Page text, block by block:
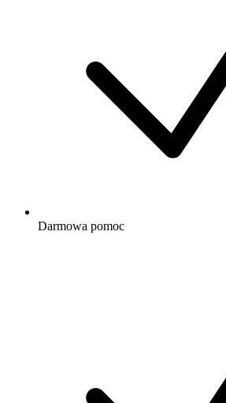
Darmowa pomoc